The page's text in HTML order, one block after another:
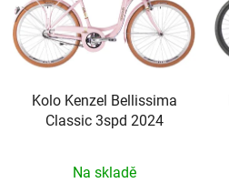
Kolo Kenzel Bellissima
Classic 3spd 2024
Na skladě